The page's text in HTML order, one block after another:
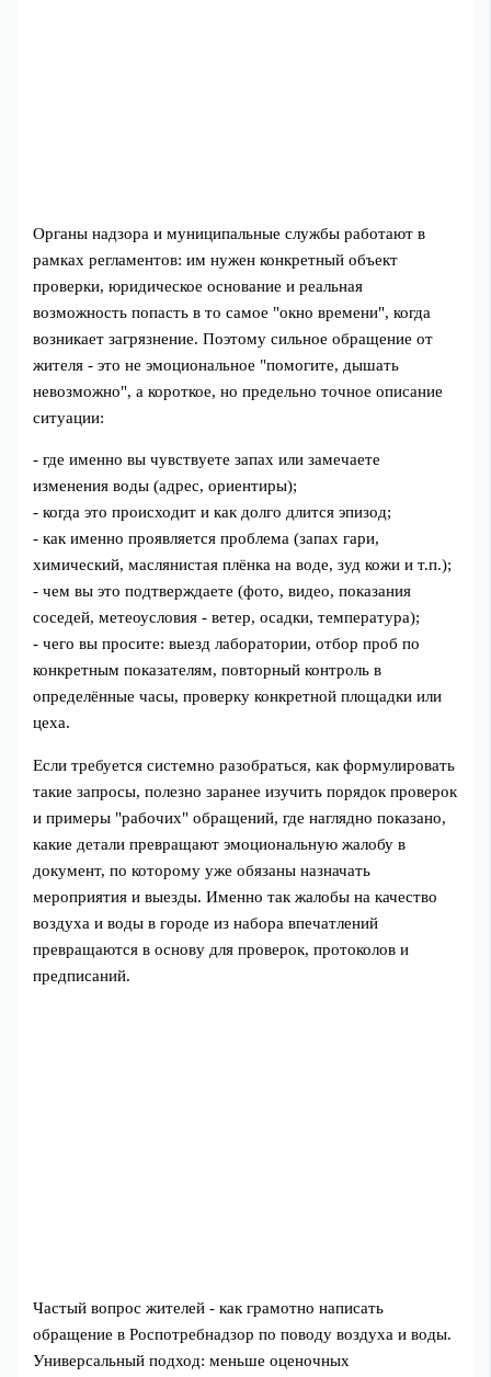
Органы надзора и муниципальные службы работают в
рамках регламентов: им нужен конкретный объект
проверки, юридическое основание и реальная
возможность попасть в то самое "окно времени", когда
возникает загрязнение. Поэтому сильное обращение от
жителя - это не эмоциональное "помогите, дышать
невозможно", а короткое, но предельно точное описание
ситуации:
- где именно вы чувствуете запах или замечаете
изменения воды (адрес, ориентиры);
- когда это происходит и как долго длится эпизод;
- как именно проявляется проблема (запах гари,
химический, маслянистая плёнка на воде, зуд кожи и т.п.);
- чем вы это подтверждаете (фото, видео, показания
соседей, метеоусловия - ветер, осадки, температура);
- чего вы просите: выезд лаборатории, отбор проб по
конкретным показателям, повторный контроль в
определённые часы, проверку конкретной площадки или
цеха.
Если требуется системно разобраться, как формулировать
такие запросы, полезно заранее изучить порядок проверок
и примеры "рабочих" обращений, где наглядно показано,
какие детали превращают эмоциональную жалобу в
документ, по которому уже обязаны назначать
мероприятия и выезды. Именно так жалобы на качество
воздуха и воды в городе из набора впечатлений
превращаются в основу для проверок, протоколов и
предписаний.
Частый вопрос жителей - как грамотно написать
обращение в Роспотребнадзор по поводу воздуха и воды.
Универсальный подход: меньше оценочных